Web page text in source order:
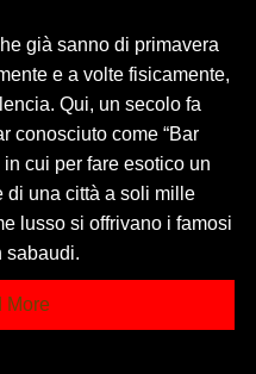
già sanno di primavera
e a volte fisicamente,
Qui, un secolo fa
conosciuto come “Bar
cui per fare esotico un
di una città a soli mille
lusso si offrivano i famosi
sabaudi.
More